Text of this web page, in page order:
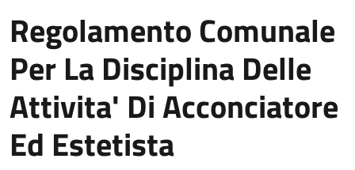
Regolamento Comunale
Per La Disciplina Delle
Attivita' Di Acconciatore
Ed Estetista